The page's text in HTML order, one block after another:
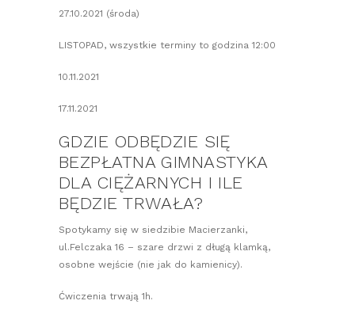
27.10.2021 (środa)
LISTOPAD, wszystkie terminy to godzina 12:00
10.11.2021
17.11.2021
GDZIE ODBĘDZIE SIĘ
BEZPŁATNA GIMNASTYKA
DLA CIĘŻARNYCH I ILE
BĘDZIE TRWAŁA?
Spotykamy się w siedzibie Macierzanki,
ul.Felczaka 16 – szare drzwi z długą klamką,
osobne wejście (nie jak do kamienicy).
Ćwiczenia trwają 1h.